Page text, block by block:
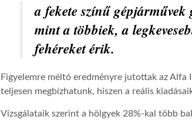
a fekete színű
mint a többiek, a
fehéreket érik.
Figyelemre méltó eredményre jutottak az Alfa
teljesen megbízhatunk, hiszen a reális
Vizsgálataik szerint a hölgyek 28%-kal több